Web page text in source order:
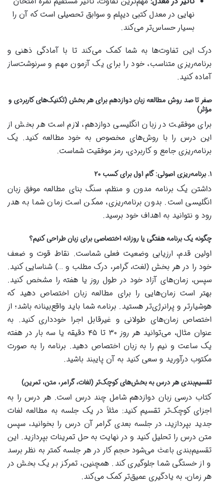
نهایی در معدل کتبی دیپلم و سوابق تحصیلی است که آن را
بسیار حساس‌تر می‌کند.
درک این تفاوت‌ها به شما کمک می‌کند تا با آمادگی ذهنی و
برنامه‌ریزی متناسب، خود را برای یک آزمون مهم و سرنوشت‌ساز
آماده کنید.
صفر تا صد روش مطالعه زبان دوازدهم برای هر بخش (تکنیک‌های کاربردی و
مؤثر)
برای موفقیت در زبان انگلیسی دوازدهم، لازم است هر بخش از
این درس را با روش‌های مخصوص به خود مطالعه کنید. یک
برنامه‌ریزی جامع و کاربردی، رمز موفقیت شماست.
۱. برنامه‌ریزی اصولی: گام اول برای کسب ۲۰
داشتن یک برنامه مدون و منظم، سنگ بنای مطالعه موفق زبان
انگلیسی است. بدون برنامه‌ریزی، ممکن است زمان شما به هدر
رود و نتوانید به اهداف خود برسید.
چگونه یک برنامه هفتگی یا روزانه اختصاصی برای زبان طراحی کنیم؟
اولین قدم، ارزیابی وضعیت فعلی شماست. نقاط قوت و ضعف
خود را در هر بخش (لغت، گرامر، درک مطلب و …) شناسایی کنید.
سپس، زمان‌های آزاد خود در طول روز یا هفته را مشخص کنید.
بهتر است زمان‌هایی را برای مطالعه زبان اختصاص دهید که
هوشیارتر و پرانرژی‌تر هستید. برنامه شما باید واقع‌بینانه باشد؛ از
اختصاص زمان‌های طولانی و غیرقابل اجرا خودداری کنید. به
عنوان مثال، می‌توانید هر روز ۳۰ تا ۴۵ دقیقه یا سه بار در هفته
یک ساعت و نیم را به زبان اختصاص دهید. برنامه را به صورت
مکتوب درآورید و سعی کنید به آن پایبند باشید.
تقسیم‌بندی هر درس به بخش‌های کوچک‌تر (لغات، گرامر، متن، تمرین)
کتاب درسی زبان دوازدهم شامل چند درس است. هر درس را به
اجزای کوچک‌تر تقسیم کنید: مثلاً در یک جلسه به مطالعه لغات
جدید بپردازید، در جلسه بعدی گرامر آن درس را بخوانید، سپس
متن درس را تحلیل کنید و در نهایت به حل تمرینات بپردازید. این
تقسیم‌بندی باعث می‌شود حجم کار در هر جلسه کمتر به نظر برسد
و از خستگی شما جلوگیری کند. همچنین، تمرکز بر یک بخش در
هر زمان، به یادگیری عمیق‌تر کمک می‌کند.